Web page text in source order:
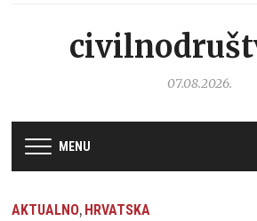
07.08.2026.
MENU
AKTUALNO, HRVATSKA